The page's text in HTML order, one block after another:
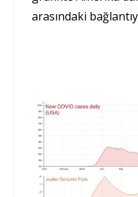
arasındaki